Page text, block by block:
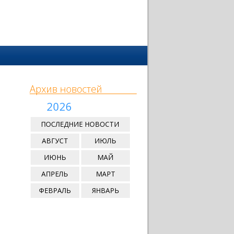
Архив новостей
2026
ПОСЛЕДНИЕ НОВОСТИ
АВГУСТ
ИЮЛЬ
ИЮНЬ
МАЙ
АПРЕЛЬ
МАРТ
ФЕВРАЛЬ
ЯНВАРЬ